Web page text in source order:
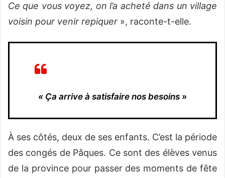
Ce que vous voyez, on l’a acheté dans un village
voisin pour venir repiquer », raconte-t-elle.
« Ça arrive à satisfaire nos besoins »
À ses côtés, deux de ses enfants. C’est la période
des congés de Pâques. Ce sont des élèves venus
de la province pour passer des moments de fête